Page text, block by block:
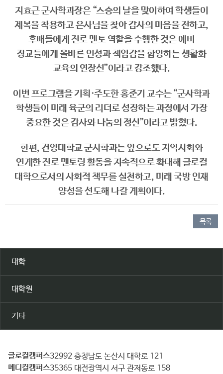
지효근 군사학과장은 “스승의 날을 맞이하여 학생들이
제복을 착용하고 은사님을 찾아 감사의 마음을 전하고,
후배들에게 진로 멘토 역할을 수행한 것은 예비
장교들에게 올바른 인성과 책임감을 함양하는 생활화
교육의 연장선”이라고 강조했다.
이번 프로그램을 기획·주도한 홍준기 교수는 “군사학과
학생들이 미래 육군의 리더로 성장하는 과정에서 가장
중요한 것은 감사와 나눔의 정신”이라고 밝혔다.
한편, 건양대학교 군사학과는 앞으로도 지역사회와
연계한 진로 멘토링 활동을 지속적으로 확대해 글로컬
대학으로서의 사회적 책무를 실천하고, 미래 국방 인재
양성을 선도해 나갈 계획이다.
목록
대학
대학원
기타
건
양
글로컬캠퍼스 32992 충청남도 논산시 대학로 121
메디컬캠퍼스 35365 대전광역시 서구 관저동로 158